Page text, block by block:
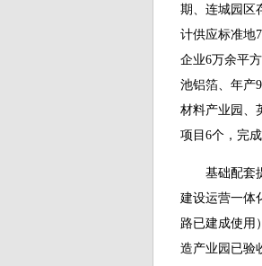
期、连城园区
计供应标准地
企业6万余平
池铝箔、年产
材料产业园、
项目6个，完
基础配套提
建设运营一体
路已建成使用
造产业园已验